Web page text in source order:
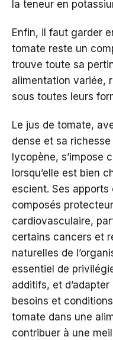
la teneur en
Enfin, il faut garder
tomate reste un
trouve toute sa
alimentation variée,
sous toutes leurs
Le jus de tomate,
dense et sa
lycopène, s’impose
lorsqu’elle est bien
escient. Ses
composés
cardiovasculaire,
certains cancers et
naturelles de
essentiel de
additifs, et
besoins et
tomate dans une
contribuer à une